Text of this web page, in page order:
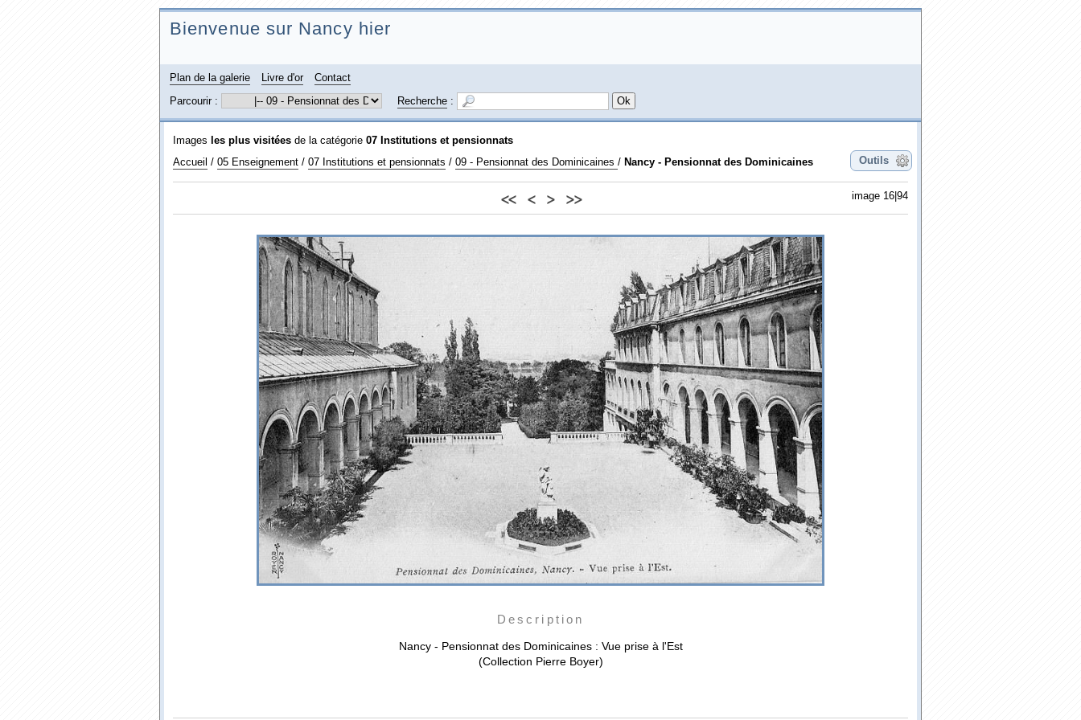
Bienvenue sur Nancy hier
Plan de la galerie Livre d'or
Contact
Parcourir :
Recherche :
Images les plus visitées de la catégorie 07 Institutions et pensionnats
Outils
Accueil / 05 Enseignement / 07 Institutions et pensionnats / 09 - Pensionnat des Dominicaines / Nancy - Pensionnat des Dominicaines
image 16|94
<< < > >>
Description
Nancy - Pensionnat des Dominicaines : Vue prise à l'Est
(Collection Pierre Boyer)